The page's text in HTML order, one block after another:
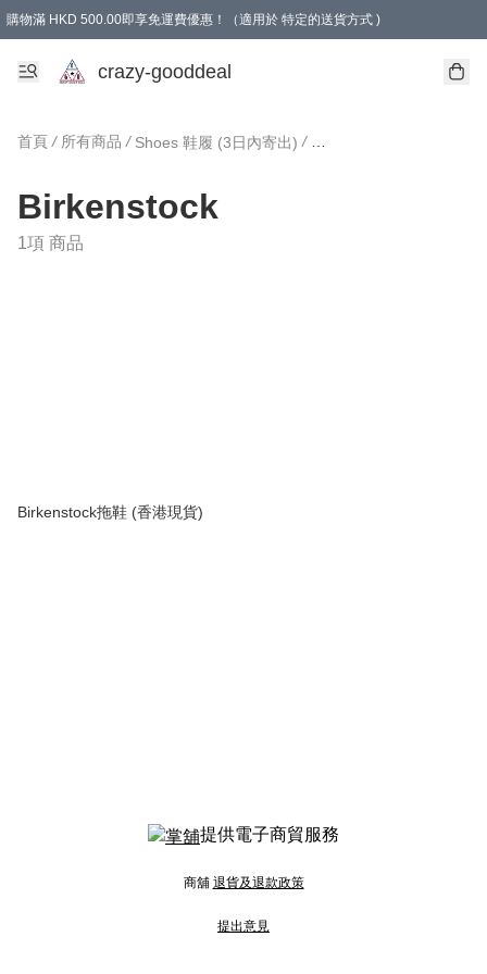
購物滿 HKD 500.00即享免運費優惠！（適用於 特定的送貨方式 )
成為會員可享免費禮品
crazy-gooddeal
首頁 / 所有商品 / Shoes 鞋履 (3日內寄出) /
Birkenstock
1項 商品
Birkenstock拖鞋 (香港現貨)
提供電子商貿服務
商舖 退貨及退款政策
提出意見